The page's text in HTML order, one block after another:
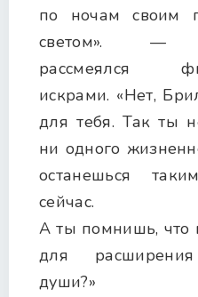
по ночам своим
светом». —
рассмеялся
искрами. «Нет,
для тебя. Так ты
ни одного
останешься
сейчас.
А ты помнишь, что
для
души?»